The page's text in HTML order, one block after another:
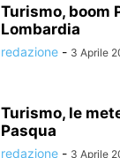
Turismo, boom
Lombardia
redazione - 3 Aprile
Turismo, le
Pasqua
redazione - 3 Aprile